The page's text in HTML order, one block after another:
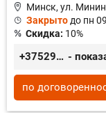
Минск, ул.
Закрыто до пн
Скидка: 10%
+375296781188 -
по